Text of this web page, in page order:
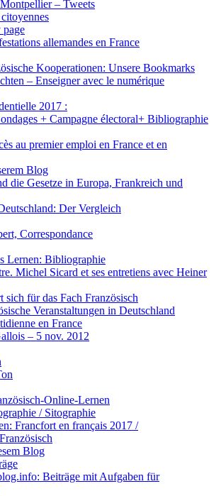
– Tweets
allemandes en France
Kooperationen: Unsere Bookmarks
– Enseigner avec le numérique
2017 :
+ Campagne électoral+ Bibliographie
au premier emploi en France et en
Blog
die Gesetze in Europa, Frankreich und
Der Vergleich
Correspondance
Lernen: Bibliographie
Michel Sicard et ses entretiens avec Heiner
sich für das Fach Französisch
Veranstaltungen in Deutschland
en France
– 5 nov. 2012
Online-Lernen
/ Sitographie
Francfort en français 2017 /
Blog
Beiträge mit Aufgaben für